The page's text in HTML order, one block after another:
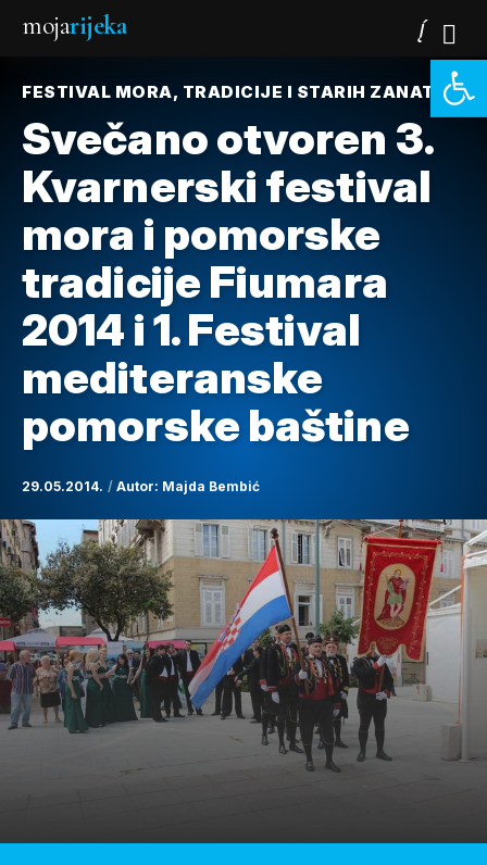
mojarijeka
FESTIVAL MORA, TRADICIJE I STARIH ZANATA
Svečano otvoren 3.
Kvarnerski festival
mora i pomorske
tradicije Fiumara
2014 i 1. Festival
mediteranske
pomorske baštine
29.05.2014. Autor: Majda Bembić